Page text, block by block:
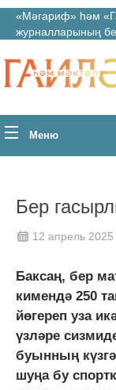
«Мәгариф» һәм
журналларының
Меню
Бер
12 апрель 2025
Баксаң, бер
кимендә 250
йөгереп уза
үзләре
буынның
шуңа бу